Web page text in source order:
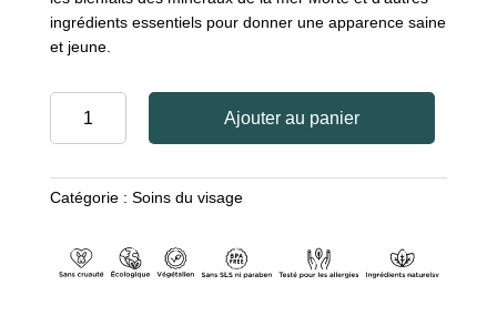
ingrédients essentiels pour donner une apparence saine
et jeune.
CONTOUR
DES
NUTRITION
ESSENTIELLE
Ajouter au panier
Catégorie : Soins du visage